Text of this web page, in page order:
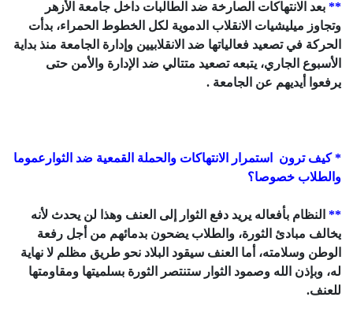
** بعد الانتهاكات الصارخة ضد الطالبات داخل جامعة الأزهر
وتجاوز ميليشيات الانقلاب الدموية لكل الخطوط الحمراء، بدأت
الحركة في تصعيد فعالياتها ضد الانقلابيين وإدارة الجامعة منذ بداية
الأسبوع الجاري، يتبعه تصعيد متتالي ضد الإدارة والأمن حتى
يرفعوا أيديهم عن الجامعة .
* كيف ترون استمرار الانتهاكات والحملة القمعية ضد الثوارعموما
والطلاب خصوصا؟
** النظام بأفعاله يريد دفع الثوار إلى العنف وهذا لن يحدث لأنه
يخالف مبادئ الثورة، والطلاب يضحون بدمائهم من أجل رفعة
الوطن وسلامته، أما العنف سيقود البلاد نحو طريق مظلم لا نهاية
له، وبإذن الله وصمود الثوار ستنتصر الثورة بسلميتها ومقاومتها
للعنف.